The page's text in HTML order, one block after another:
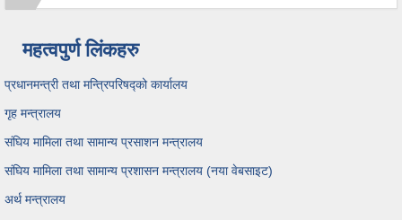
महत्वपुर्ण लिंकहरु
प्रधानमन्त्री तथा मन्त्रिपरिषद्को कार्यालय
गृह मन्त्रालय
संघिय मामिला तथा सामान्य प्रसाशन मन्त्रालय
संघिय मामिला तथा सामान्य प्रशासन मन्त्रालय (नया वेबसाइट)
अर्थ मन्त्रालय